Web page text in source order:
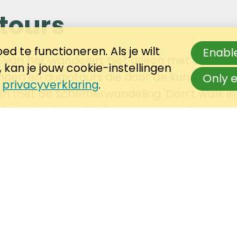
het wandelen; niet alleen met een
en audiotours die door de
met de schemerwandeling 'Don’t walk
haar ‘Walkaway’, een web-app
te functioneren. Als je wilt
je jouw cookie-instellingen
privacyverklaring.
Only